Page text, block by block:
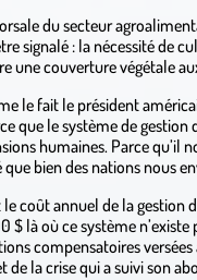
du secteur
signalé : la nécessité de
une couverture végétale
le fait le président
que le système de
humaines. Parce qu’il
bien des nations nous
coût annuel de la gestion
$ là où ce système n’existe
compensatoires
la crise qui a suivi son